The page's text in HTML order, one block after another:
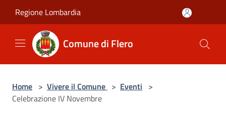
Regione Lombardia
Comune di Flero
Home > Vivere il Comune > Eventi >
Celebrazione IV Novembre